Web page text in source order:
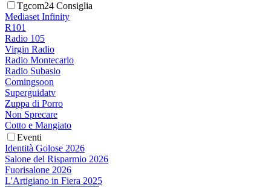
Tgcom24 Consiglia
Mediaset Infinity
R101
Radio 105
Virgin Radio
Radio Montecarlo
Radio Subasio
Comingsoon
Superguidatv
Zuppa di Porro
Non Sprecare
Cotto e Mangiato
Eventi
Identità Golose 2026
Salone del Risparmio 2026
Fuorisalone 2026
L'Artigiano in Fiera 2025